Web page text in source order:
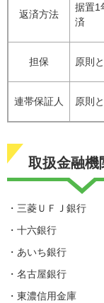
返済方法
据置1
済
担保 原則
連帯保証人 原則
取扱金融機
・三菱ＵＦＪ銀行
・十六銀行
・あいち銀行
・名古屋銀行
・東濃信用金庫